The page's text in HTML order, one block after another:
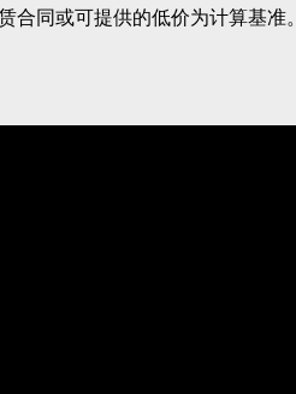
合同或可提供的低价为计算基准。